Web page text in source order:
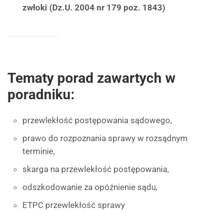
zwłoki (Dz.U. 2004 nr 179 poz. 1843)
Tematy porad zawartych w
poradniku:
przewlekłość postępowania sądowego,
prawo do rozpoznania sprawy w rozsądnym
terminie,
skarga na przewlekłość postępowania,
odszkodowanie za opóźnienie sądu,
ETPC przewlekłość sprawy